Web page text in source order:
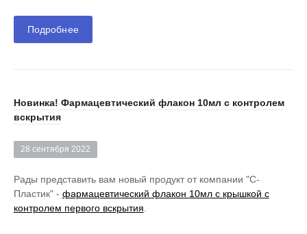
Подробнее
Новинка! Фармацевтический флакон 10мл с контролем
вскрытия
28 сентября 2022
Рады представить вам новый продукт от компании "С-
Пластик" - фармацевтический флакон 10мл с крышкой с
контролем первого вскрытия